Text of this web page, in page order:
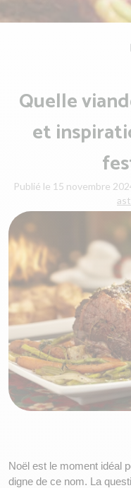
Quelle
et
Publié le 15 novembre
Noël est le moment idéal
digne de ce nom. La